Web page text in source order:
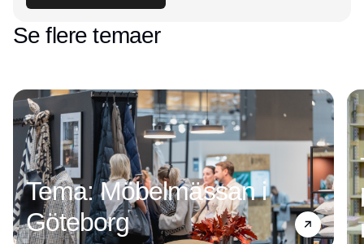
Se flere temaer
Tema: Möbelmässan i
Göteborg